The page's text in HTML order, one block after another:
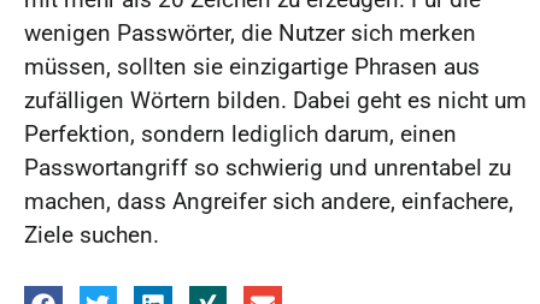
wenigen Passwörter, die Nutzer sich merken
müssen, sollten sie einzigartige Phrasen aus
zufälligen Wörtern bilden. Dabei geht es nicht um
Perfektion, sondern lediglich darum, einen
Passwortangriff so schwierig und unrentabel zu
machen, dass Angreifer sich andere, einfachere,
Ziele suchen.